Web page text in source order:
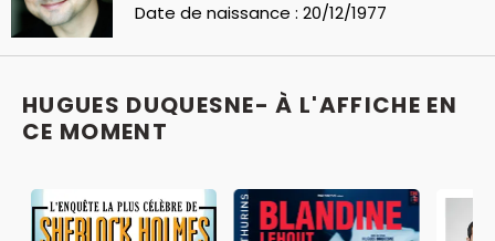
Date de naissance : 20/12/1977
HUGUES DUQUESNE- À L'AFFICHE EN
CE MOMENT